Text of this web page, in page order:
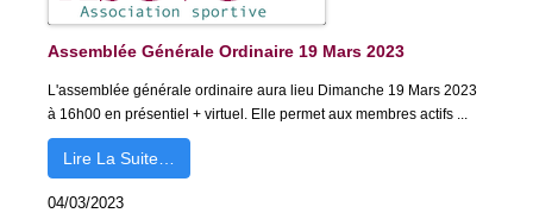
Assemblée Générale Ordinaire 19 Mars 2023
L'assemblée générale ordinaire aura lieu Dimanche 19 Mars 2023
à 16h00 en présentiel + virtuel. Elle permet aux membres actifs ...
Lire La Suite…
04/03/2023